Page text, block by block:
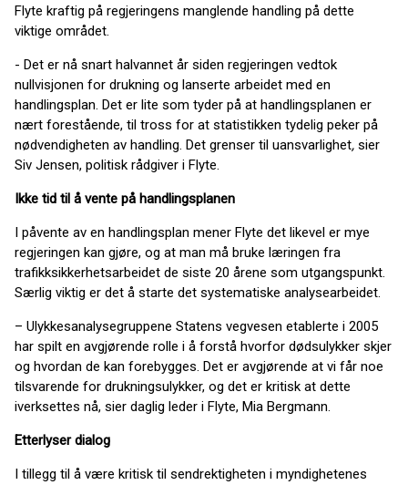
Flyte kraftig på regjeringens manglende handling på dette
viktige området.
- Det er nå snart halvannet år siden regjeringen vedtok
nullvisjonen for drukning og lanserte arbeidet med en
handlingsplan. Det er lite som tyder på at handlingsplanen er
nært forestående, til tross for at statistikken tydelig peker på
nødvendigheten av handling. Det grenser til uansvarlighet, sier
Siv Jensen, politisk rådgiver i Flyte.
Ikke tid til å vente på handlingsplanen
I påvente av en handlingsplan mener Flyte det likevel er mye
regjeringen kan gjøre, og at man må bruke læringen fra
trafikksikkerhetsarbeidet de siste 20 årene som utgangspunkt.
Særlig viktig er det å starte det systematiske analysearbeidet.
– Ulykkesanalysegruppene Statens vegvesen etablerte i 2005
har spilt en avgjørende rolle i å forstå hvorfor dødsulykker skjer
og hvordan de kan forebygges. Det er avgjørende at vi får noe
tilsvarende for drukningsulykker, og det er kritisk at dette
iverksettes nå, sier daglig leder i Flyte, Mia Bergmann.
Etterlyser dialog
I tillegg til å være kritisk til sendrektigheten i myndighetenes